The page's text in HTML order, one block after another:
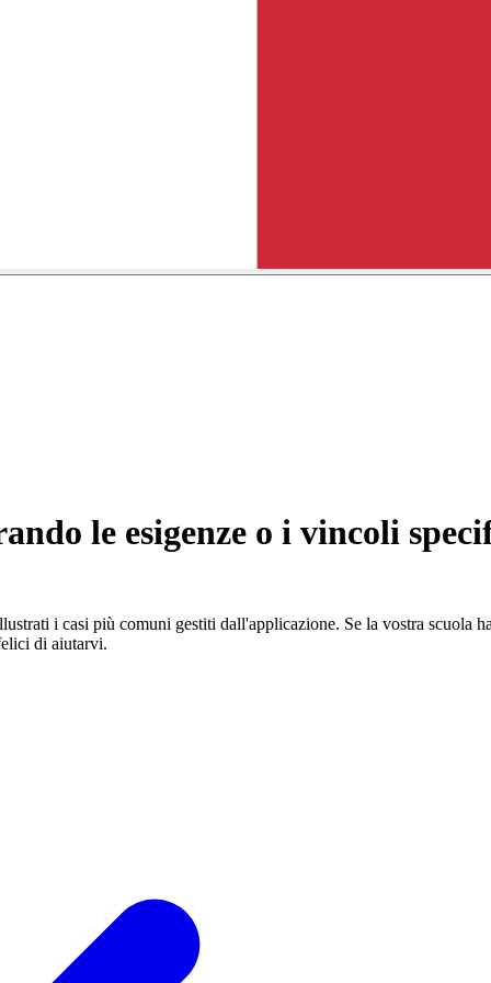
le esigenze o i vincoli
i casi più comuni gestiti dall'applicazione. Se la vostra scuola
di aiutarvi.